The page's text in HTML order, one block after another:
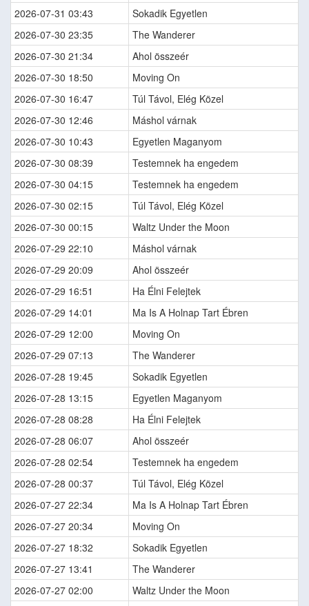
2026-07-31 03:43
Sokadik Egyetlen
2026-07-30 23:35
The Wanderer
2026-07-30 21:34
Ahol összeér
2026-07-30 18:50
Moving On
2026-07-30 16:47
Túl Távol, Elég Közel
2026-07-30 12:46
Máshol várnak
2026-07-30 10:43
Egyetlen Maganyom
2026-07-30 08:39
Testemnek ha engedem
2026-07-30 04:15
Testemnek ha engedem
2026-07-30 02:15
Túl Távol, Elég Közel
2026-07-30 00:15
Waltz Under the Moon
2026-07-29 22:10
Máshol várnak
2026-07-29 20:09
Ahol összeér
2026-07-29 16:51
Ha Élni Felejtek
2026-07-29 14:01
Ma Is A Holnap Tart Ébren
2026-07-29 12:00
Moving On
2026-07-29 07:13
The Wanderer
2026-07-28 19:45
Sokadik Egyetlen
2026-07-28 13:15
Egyetlen Maganyom
2026-07-28 08:28
Ha Élni Felejtek
2026-07-28 06:07
Ahol összeér
2026-07-28 02:54
Testemnek ha engedem
2026-07-28 00:37
Túl Távol, Elég Közel
2026-07-27 22:34
Ma Is A Holnap Tart Ébren
2026-07-27 20:34
Moving On
2026-07-27 18:32
Sokadik Egyetlen
2026-07-27 13:41
The Wanderer
2026-07-27 02:00
Waltz Under the Moon